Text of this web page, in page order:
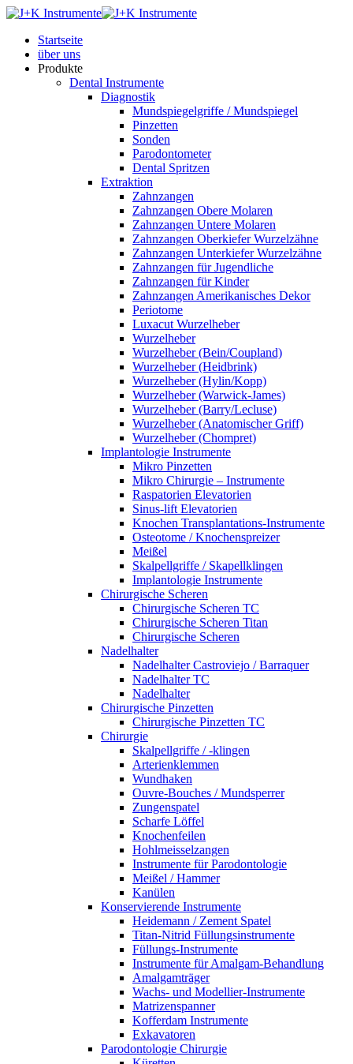
Startseite
über uns
Produkte
Dental Instrumente
Diagnostik
Mundspiegelgriffe / Mundspiegel
Pinzetten
Sonden
Parodontometer
Dental Spritzen
Extraktion
Zahnzangen
Zahnzangen Obere Molaren
Zahnzangen Untere Molaren
Zahnzangen Oberkiefer Wurzelzähne
Zahnzangen Unterkiefer Wurzelzähne
Zahnzangen für Jugendliche
Zahnzangen für Kinder
Zahnzangen Amerikanisches Dekor
Periotome
Luxacut Wurzelheber
Wurzelheber
Wurzelheber (Bein/Coupland)
Wurzelheber (Heidbrink)
Wurzelheber (Hylin/Kopp)
Wurzelheber (Warwick-James)
Wurzelheber (Barry/Lecluse)
Wurzelheber (Anatomischer Griff)
Wurzelheber (Chompret)
Implantologie Instrumente
Mikro Pinzetten
Mikro Chirurgie – Instrumente
Raspatorien Elevatorien
Sinus-lift Elevatorien
Knochen Transplantations-Instrumente
Osteotome / Knochenspreizer
Meißel
Skalpellgriffe / Skapellklingen
Implantologie Instrumente
Chirurgische Scheren
Chirurgische Scheren TC
Chirurgische Scheren Titan
Chirurgische Scheren
Nadelhalter
Nadelhalter Castroviejo / Barraquer
Nadelhalter TC
Nadelhalter
Chirurgische Pinzetten
Chirurgische Pinzetten TC
Chirurgie
Skalpellgriffe / -klingen
Arterienklemmen
Wundhaken
Ouvre-Bouches / Mundsperrer
Zungenspatel
Scharfe Löffel
Knochenfeilen
Hohlmeisselzangen
Instrumente für Parodontologie
Meißel / Hammer
Kanülen
Konservierende Instrumente
Heidemann / Zement Spatel
Titan-Nitrid Füllungsinstrumente
Füllungs-Instrumente
Instrumente für Amalgam-Behandlung
Amalgamträger
Wachs- und Modellier-Instrumente
Matrizenspanner
Kofferdam Instrumente
Exkavatoren
Parodontologie Chirurgie